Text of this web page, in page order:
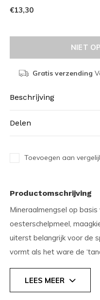
€13,30
NIET
Gratis verzending
Beschrijving
Delen
Toevoegen aan
Productomschrijving
Mineraalmengsel op
oesterschelpmeel,
uiterst belangrijk voor de
vormt als het ware de
bestaat uitsluitend uit
de noodzakelijke
ter aanvulling op de
LEES MEER